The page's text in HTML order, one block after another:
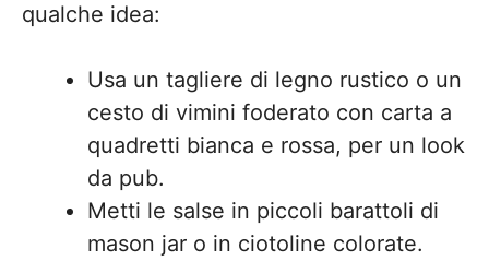
qualche idea:
Usa un tagliere di legno rustico o un
cesto di vimini foderato con carta a
quadretti bianca e rossa, per un look
da pub.
Metti le salse in piccoli barattoli di
mason jar o in ciotoline colorate.